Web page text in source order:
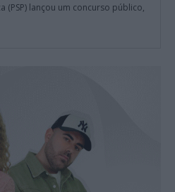
(PSP) lançou um concurso público,